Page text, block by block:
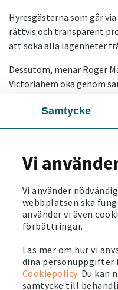
Samtycke
Vi
Vi använder
webbplatsen ska
använder vi även
förbättringar.
Läs mer om hur vi
dina personuppgifter
Cookiepolicy. Du kan
samtycke till
Hyresgästerna som går
rättvis och transparent
att söka alla lägenheter
Dessutom, menar Roger
Victoriahem öka genom
Läs mer om vårt
SENASTE NYTT
2025-11-18
Läs mer